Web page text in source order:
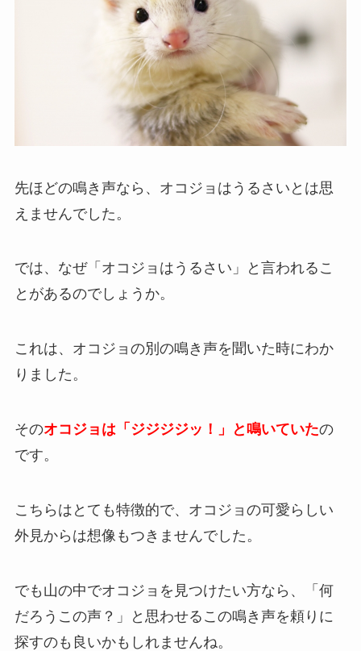
先ほどの鳴き声なら、オコジョはうるさいとは思
えませんでした。
では、なぜ「オコジョはうるさい」と言われるこ
とがあるのでしょうか。
これは、オコジョの別の鳴き声を聞いた時にわか
りました。
そのオコジョは「ジジジジッ！」と鳴いていたの
です。
こちらはとても特徴的で、オコジョの可愛らしい
外見からは想像もつきませんでした。
でも山の中でオコジョを見つけたい方なら、「何
だろうこの声？」と思わせるこの鳴き声を頼りに
探すのも良いかもしれませんね。